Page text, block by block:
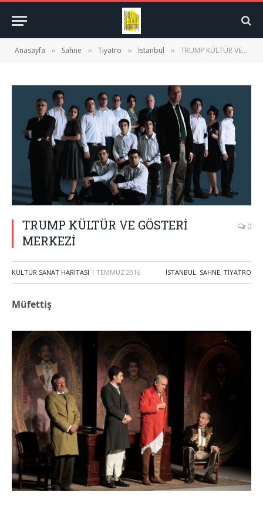
Anasayfa » Sahne » Tiyatro » İstanbul » TRUMP KÜLTÜR VE GÖSTERİ MERKEZİ
TRUMP KÜLTÜR VE GÖSTERİ
MERKEZİ
0
KÜLTÜR SANAT HARITASI 1 TEMMUZ 2016 İSTANBUL, SAHNE, TIYATRO
Müfettiş